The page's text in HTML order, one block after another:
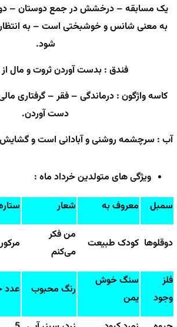
یک مسابقه – درخشش در جمع دوستان –
به معنی شانس و خوشبختی است – به انتظار
شود.
فندق : بدست آوردن ثروت و مال
کاسه واژگون : درماندگی – فقر – گرفتاری
دست آوردن.
آب : سرچشمه روشنی و آبادانی است و گشایش
ویژگی های متولدین خرداد ماه :
سمبل
معروف به شعار
دوقلوها کودک طبیعت
من فکر
می‌کنم
فلز
وجود
سنگ خوش
یمن
رنگ محبوب